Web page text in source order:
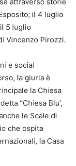
il 4 luglio
5 luglio
Vincenzo Pirozzi.
e social
la giuria è
la Chiesa
“Chiesa Blu’,
le Scale di
che ospita
la Casa